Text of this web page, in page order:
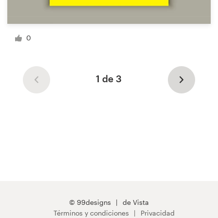
0
1 de 3
© 99designs
de Vista
Términos y condiciones
Privacidad